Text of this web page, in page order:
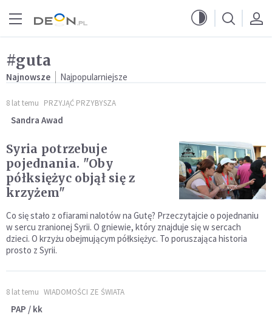
#guta
Najnowsze Najpopularniejsze
8 lat temu PRZYJĄĆ PRZYBYSZA
Sandra Awad
Syria potrzebuje
pojednania. "Oby
półksiężyc objął się z
krzyżem"
Co się stało z ofiarami nalotów na Gutę? Przeczytajcie o pojednaniu
w sercu zranionej Syrii. O gniewie, który znajduje się w sercach
dzieci. O krzyżu obejmującym półksiężyc. To poruszająca historia
prosto z Syrii.
8 lat temu WIADOMOŚCI ZE ŚWIATA
PAP / kk